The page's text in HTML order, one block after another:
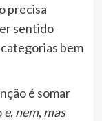
precisa
sentido
bem
é somar
e, nem, mas